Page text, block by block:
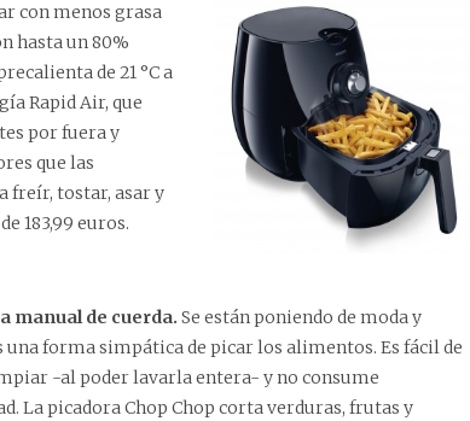
con menos grasa
hasta un 80%
de 21 °C a
Rapid Air, que
por fuera y
que las
freír, tostar, asar y
183,99 euros.
manual de cuerda. Se están poniendo de moda y
una forma simpática de picar los alimentos. Es fácil de
-al poder lavarla entera- y no consume
La picadora Chop Chop corta verduras, frutas y